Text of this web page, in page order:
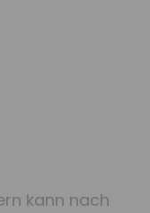
kann nach